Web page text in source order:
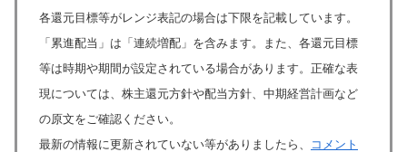
各還元目標等がレンジ表記の場合は下限を記載しています。
「累進配当」は「連続増配」を含みます。また、各還元目標
等は時期や期間が設定されている場合があります。正確な表
現については、株主還元方針や配当方針、中期経営計画など
の原文をご確認ください。
最新の情報に更新されていない等がありましたら、
コメント